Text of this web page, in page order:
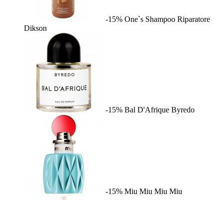
-15% One`s Shampoo Riparatore
Dikson
-15% Bal D'Afrique Byredo
-15% Miu Miu Miu Miu